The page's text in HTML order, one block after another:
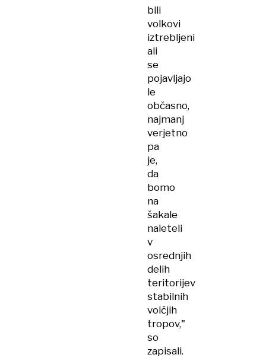
bili
volkovi
iztrebljeni
ali
se
pojavljajo
le
občasno,
najmanj
verjetno
pa
je,
da
bomo
na
šakale
naleteli
v
osrednjih
delih
teritorijev
stabilnih
volčjih
tropov,"
so
zapisali.